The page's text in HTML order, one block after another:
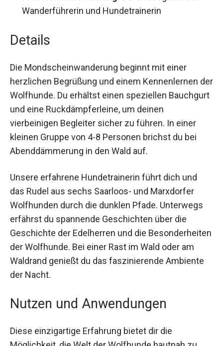
Wanderführerin und Hundetrainerin
Details
Die Mondscheinwanderung beginnt mit einer
herzlichen Begrüßung und einem Kennenlernen
der Wolfhunde. Du erhältst einen speziellen
Bauchgurt und eine Ruckdämpferleine, um
deinen vierbeinigen Begleiter sicher zu führen. In
einer kleinen Gruppe von 4-8 Personen brichst du
bei Abenddämmerung in den Wald auf.
Unsere erfahrene Hundetrainerin führt dich und
das Rudel aus sechs Saarloos- und Marxdorfer
Wolfhunden durch die dunklen Pfade. Unterwegs
erfährst du spannende Geschichten über die
Geschichte der Edelherren und die
Besonderheiten der Wolfhunde. Bei einer Rast im
Wald oder am Waldrand genießt du das
faszinierende Ambiente der Nacht.
Nutzen und Anwendungen
Diese einzigartige Erfahrung bietet dir die
Möglichkeit, die Welt der Wolfhunde hautnah zu